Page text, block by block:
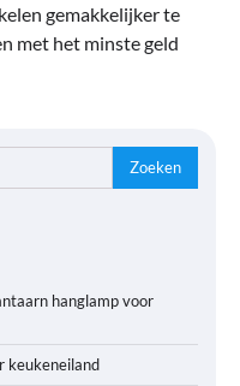
gemakkelijker te
met het minste geld
hanglamp voor
keukeneiland